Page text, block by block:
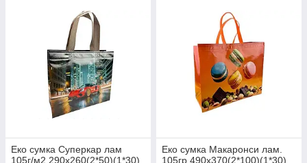
Еко сумка Суперкар лам
105г/м2 290x260(2*50)(1*30)
Еко сумка Макаронси лам.
105гр 490x370(2*100)(1*30)